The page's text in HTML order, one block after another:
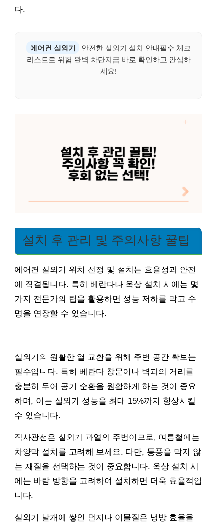
다.
에어컨 실외기
안전한 실외기 설치 안내필수 체크
리스트로 위험 완벽 차단지금 바로 확인하고 안심하
세요!
설치 후 관리 및 주의사항 꿀팁
에어컨 실외기 위치 선정 및 설치는 효율성과 안전
에 직결됩니다. 특히 베란다나 옥상 설치 시에는 몇
가지 전문가의 팁을 활용하면 성능 저하를 막고 수
명을 연장할 수 있습니다.
실외기의 원활한 열 교환을 위해 주변 공간 확보는
필수입니다. 특히 베란다 창문이나 벽과의 거리를
충분히 두어 공기 순환을 원활하게 하는 것이 중요
하며, 이는 실외기 성능을 최대 15%까지 향상시킬
수 있습니다.
직사광선은 실외기 과열의 주범이므로, 여름철에는
차양막 설치를 고려해 보세요. 다만, 통풍을 막지 않
는 재질을 선택하는 것이 중요합니다. 옥상 설치 시
에는 바람 방향을 고려하여 설치하면 더욱 효율적입
니다.
실외기 날개에 쌓인 먼지나 이물질은 냉방 효율을